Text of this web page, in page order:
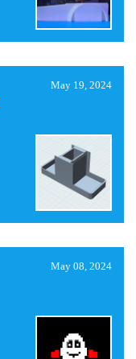
May 19, 2024
May 08, 2024